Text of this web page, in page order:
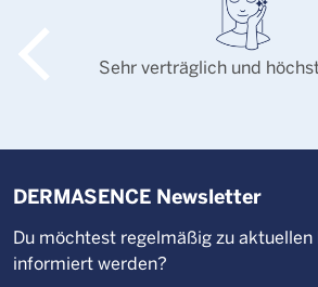
Sehr verträglich und
DERMASENCE Newsletter
Du möchtest regelmäßig zu
informiert werden?